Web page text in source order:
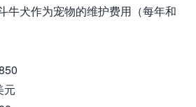
牛犬作为宠物的维护费用（每年和
元